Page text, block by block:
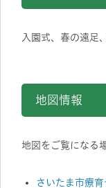
入園式、春の遠足
地図情報
地図をご覧になる
さいたま市療